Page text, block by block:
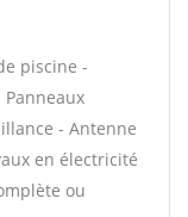
piscine -
- Antenne
en électricité
ou